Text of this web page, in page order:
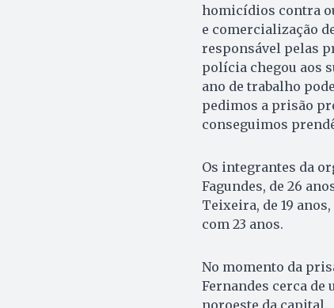
homicídios contra
e comercialização
responsável pelas
polícia chegou aos
ano de trabalho
pedimos a prisão
conseguimos
Os integrantes da
Fagundes, de 26
Teixeira, de 19
com 23 anos.
No momento da
Fernandes cerca de
noroeste da capital.